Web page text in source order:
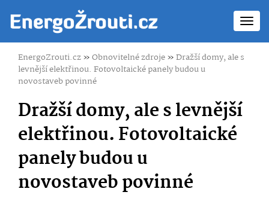
EnergoZrouti.cz»Obnovitelné zdroje»Dražší domy, ale s
levnější elektřinou. Fotovoltaické panely budou u
novostaveb povinné
Dražší domy, ale s levnější
elektřinou. Fotovoltaické
panely budou u
novostaveb povinné